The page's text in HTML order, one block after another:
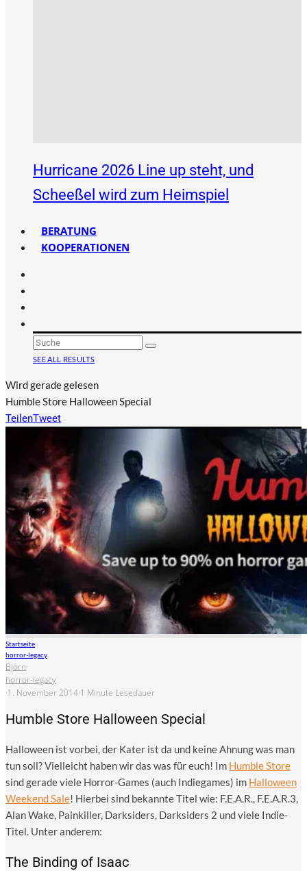
Hurricane 2026 Line up steht, und
Scheeßel wird zum Heimspiel
BERATUNG
KOOPERATIONEN
SEE ALL RESULTS
Wird gerade gelesen
Humble Store Halloween Special
TeilenTweet
Startseite
horror-legacy
Björn·
horror-legacy
·1. November 2014·1 Minute Lesedauer
Humble Store Halloween Special
Hal­lo­ween ist vor­bei, der Kater ist da und kei­ne Ahnung was man
tun soll? Viel­leicht haben wir das was für euch! Im Hum­ble Store
sind gera­de vie­le Hor­ror-Games (auch Indie­ga­mes) im Hal­lo­ween
Weekend Sale! Hier­bei sind bekann­te Titel wie: F.E.A.R., F.E.A.R.3,
Alan Wake, Pain­kil­ler, Darks­i­ders, Darks­i­ders 2 und vie­le Indie-
Titel. Unter anderem:
The Binding of Isaac